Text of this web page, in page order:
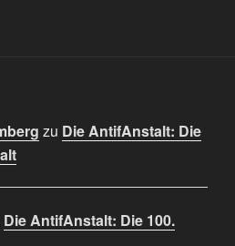
zu Die AntifAnstalt: Die
Die AntifAnstalt: Die 100.